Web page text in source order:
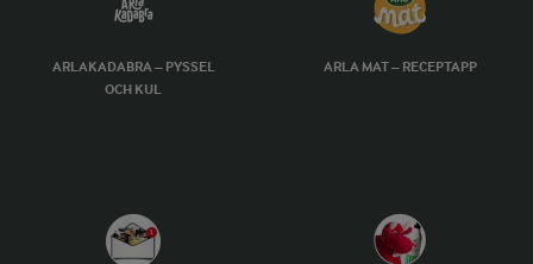
ARLAKADABRA – PYSSEL
OCH KUL
ARLA MAT – RECEPTAPP